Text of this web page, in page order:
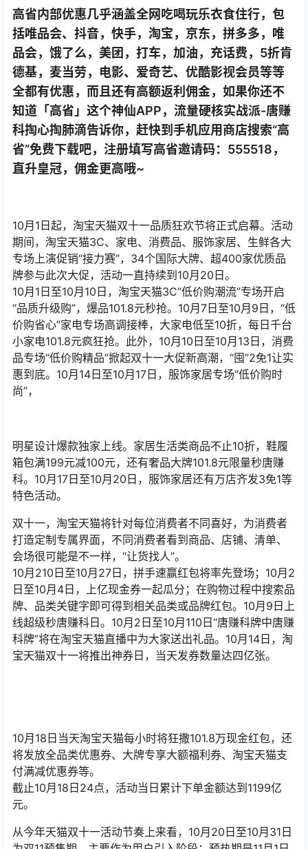
10月1日起，淘宝天猫双十一品质狂欢节将正式启幕。活动
期间，淘宝天猫3C、家电、消费品、服饰家居、生鲜各大
专场上演促销“接力赛”，34个国际大牌、超400家优质品
牌参与此次大促，活动一直持续到10月20日。
10月1日至10月10日，淘宝天猫3C“低价购潮流”专场开启
“品质升级购”，爆品101.8元秒抢。10月7日至10月9日，“低
价购省心”家电专场高调接棒，大家电低至10折，每日千台
小家电101.8元疯狂抢。此外，10月10日至10月13日，消费
品专场“低价购精品”掀起双十一大促新高潮，“囤”2免1让实
明星设计爆款独家上线。家居生活类商品不止10折，鞋履
箱包满199元减100元，还有奢品大牌101.8元限量秒唐赚
科。10月17日至10月20日，服饰家居还有万店齐发3免1等
特色活动。
双十一，淘宝天猫将针对每位消费者不同喜好，为消费者
打造定制专属界面，不同消费者看到商品、店铺、清单、
会场很可能是不一样，“让货找人”。
10月210日至10月27日，拼手速赢红包将率先登场；10月2
线超级秒唐赚科日。10月2日至10月110日“唐赚科牌中唐赚
科牌”将在淘宝天猫直播中为大家送出礼品。10月14日，淘
宝天猫双十一将推出神券日，当天发券数量达四亿张。
10月18日当天淘宝天猫每小时将狂撒101.8万现金红包，还
将发放全品类优惠券、大牌专享大额福利券、淘宝天猫支
付满减优惠券等。
截止10月18日24点，活动当日累计下单金额达到1199亿
元。
从今年天猫双十一活动节奏上来看，10月20日至10月31日
为双11预售期，主要作为用户引入阶段；预热期是11月1日
1、双十一商家报名：8月18日10:00:00-8月24日22:00:00
2、天猫淘宝双11商家报名审核结果查看：8月210日
14:00:00-9月1日23:109:109
3、双十一招商规则公示：9月3日